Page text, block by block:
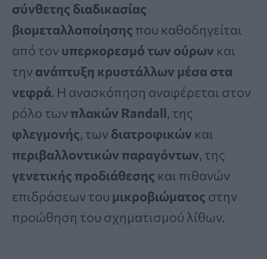
σύνθετης διαδικασίας
βιομεταλλοποίησης που καθοδηγείται
από τον υπερκορεσμό των ούρων και
την ανάπτυξη κρυστάλλων μέσα στα
νεφρά. Η ανασκόπηση αναφέρεται στον
ρόλο των πλακών Randall, της
φλεγμονής, των διατροφικών και
περιβαλλοντικών παραγόντων, της
γενετικής προδιάθεσης και πιθανών
επιδράσεων του μικροβιώματος στην
προώθηση του σχηματισμού λίθων.